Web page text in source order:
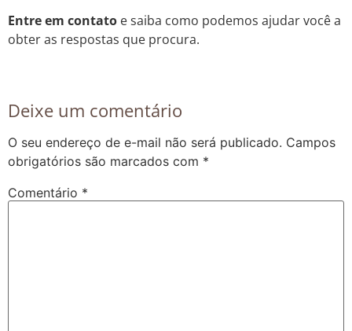
Entre em contato e saiba como podemos ajudar você a
obter as respostas que procura.
Deixe um comentário
O seu endereço de e-mail não será publicado. Campos
obrigatórios são marcados com *
Comentário *